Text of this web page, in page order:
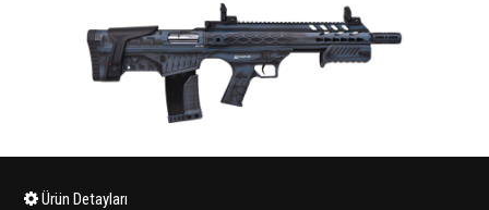
Ürün Detayları